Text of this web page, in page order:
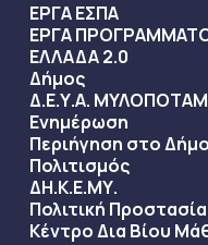
ΕΡΓΑ ΕΣΠΑ
ΕΡΓΑ
ΕΛΛΑΔΑ 2.0
Δήμος
Δ.Ε.Υ.Α.
Ενημέρωση
Περιήγηση στο Δήμο
Πολιτισμός
ΔΗ.Κ.Ε.ΜΥ.
Πολιτική Προστασία
Κέντρο Δια Βίου